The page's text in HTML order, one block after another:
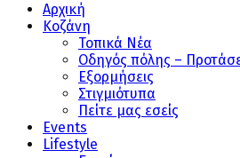
Αρχική
Κοζάνη
Τοπικά Νέα
Οδηγός πόλης –
Εξορμήσεις
Στιγμιότυπα
Πείτε μας εσείς
Events
Lifestyle